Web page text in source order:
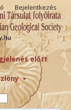
előtt
Bejelentkezés